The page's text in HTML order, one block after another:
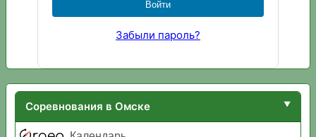
Забыли пароль?
Соревнования в Омске